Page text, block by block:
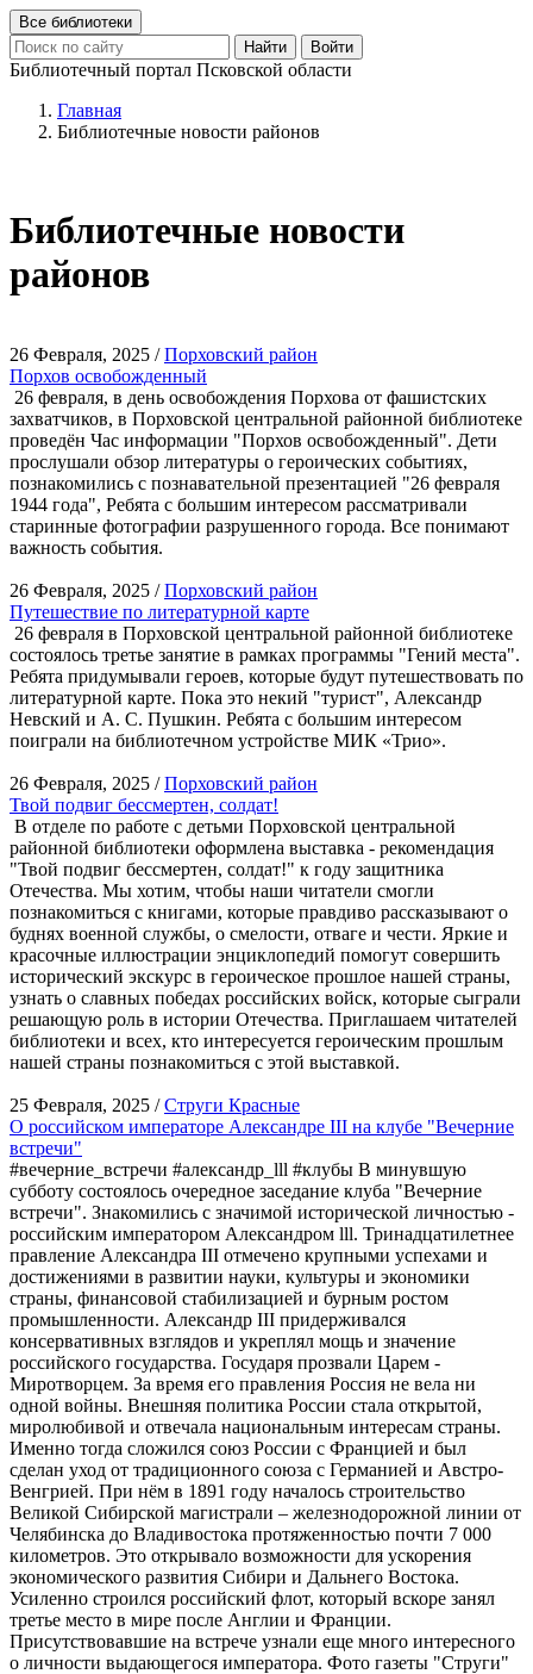
Все библиотеки
Найти
Войти
Библиотечный портал Псковской области
Главная
Библиотечные новости районов
Библиотечные новости
районов
26 Февраля, 2025 /Порховский район
Порхов освобожденный
26 февраля, в день освобождения Порхова от фашистских
захватчиков, в Порховской центральной районной библиотеке
проведён Час информации "Порхов освобожденный". Дети
прослушали обзор литературы о героических событиях,
познакомились с познавательной презентацией "26 февраля
1944 года", Ребята с большим интересом рассматривали
старинные фотографии разрушенного города. Все понимают
важность события.
26 Февраля, 2025 /Порховский район
Путешествие по литературной карте
26 февраля в Порховской центральной районной библиотеке
состоялось третье занятие в рамках программы "Гений места".
Ребята придумывали героев, которые будут путешествовать по
литературной карте. Пока это некий "турист", Александр
Невский и А. С. Пушкин. Ребята с большим интересом
поиграли на библиотечном устройстве МИК «Трио».
26 Февраля, 2025 /Порховский район
Твой подвиг бессмертен, солдат!
В отделе по работе с детьми Порховской центральной
районной библиотеки оформлена выставка - рекомендация
"Твой подвиг бессмертен, солдат!" к году защитника
Отечества. Мы хотим, чтобы наши читатели смогли
познакомиться с книгами, которые правдиво рассказывают о
буднях военной службы, о смелости, отваге и чести. Яркие и
красочные иллюстрации энциклопедий помогут совершить
исторический экскурс в героическое прошлое нашей страны,
узнать о славных победах российских войск, которые сыграли
решающую роль в истории Отечества. Приглашаем читателей
библиотеки и всех, кто интересуется героическим прошлым
нашей страны познакомиться с этой выставкой.
25 Февраля, 2025 /Струги Красные
О российском императоре Александре III на клубе "Вечерние
встречи"
#вечерние_встречи #александр_lll #клубы В минувшую
субботу состоялось очередное заседание клуба "Вечерние
встречи". Знакомились с значимой исторической личностью -
российским императором Александром lll. Тринадцатилетнее
правление Александра III отмечено крупными успехами и
достижениями в развитии науки, культуры и экономики
страны, финансовой стабилизацией и бурным ростом
промышленности. Александр III придерживался
консервативных взглядов и укреплял мощь и значение
российского государства. Государя прозвали Царем -
Миротворцем. За время его правления Россия не вела ни
одной войны. Внешняя политика России стала открытой,
миролюбивой и отвечала национальным интересам страны.
Именно тогда сложился союз России с Францией и был
сделан уход от традиционного союза с Германией и Австро-
Венгрией. При нём в 1891 году началось строительство
Великой Сибирской магистрали – железнодорожной линии от
Челябинска до Владивостока протяженностью почти 7 000
километров. Это открывало возможности для ускорения
экономического развития Сибири и Дальнего Востока.
Усиленно строился российский флот, который вскоре занял
третье место в мире после Англии и Франции.
Присутствовавшие на встрече узнали еще много интересного
о личности выдающегося императора. Фото газеты "Струги"